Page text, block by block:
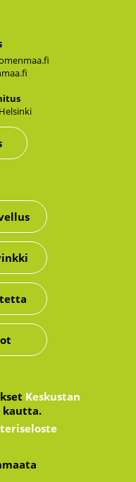
Keskustan
kautta.